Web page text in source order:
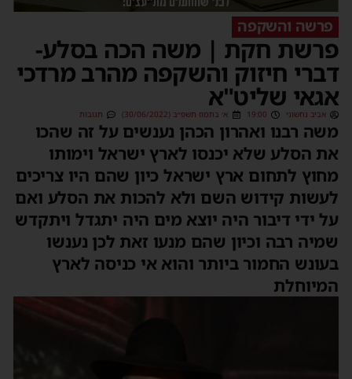
פרשה והשקפה
פרשת חקת | משה הכה בסלע-
דברי חיזוק והשקפה מהרב מרדכי
אגאי שליט"א
אביב נחשוני 19:00 א׳ בתמוז תשפ״ב (30/06/2022) תגובות
משה רבנו ואהרון הכהן נענשים על זה שהכו
את הסלע שלא יכנסו לארץ ישראל וימותו
מחוץ לתחום ארץ ישראל כיון שהם היו צריכים
לעשות קידוש השם ולא להכות את הסלע ואם
על ידי דיבור היה יוצא מים היה יתגדל ויתקדש
שמיה רבה וכיון שהם מנעו זאת לכן נענשו
בעונש החמור ביותר והוא אי כניסה לארץ
המיוחלת